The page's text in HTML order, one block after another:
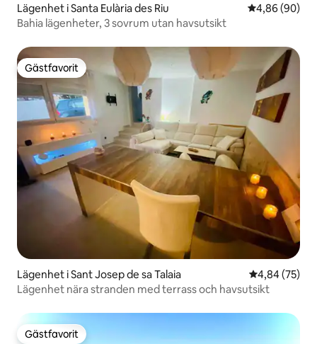
Lägenhet i Santa Eulària des Riu 4,86 av 5 i
4,86 (90)
Bahia lägenheter, 3 sovrum utan havsutsikt
Gästfavorit
Gästfavorit
Lägenhet i Sant Josep de sa Talaia 4,84 av 5 i
4,84 (75)
Lägenhet nära stranden med terrass och havsutsikt
Gästfavorit
Gästfavorit